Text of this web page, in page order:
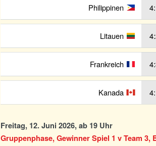
Philippinen
Litauen
Frankreich
Kanada
Freitag, 12. Juni 2026, ab 19 Uhr
Gruppenphase, Gewinner Spiel 1 v Team 3,